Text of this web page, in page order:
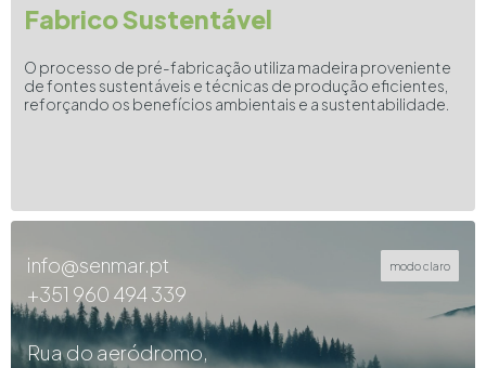
Fabrico Sustentável
O processo de pré-fabricação utiliza madeira proveniente
de fontes sustentáveis e técnicas de produção eficientes,
reforçando os benefícios ambientais e a sustentabilidade.
modo claro
info@senmar.pt
+351 960 494 339
Rua do aeródromo,